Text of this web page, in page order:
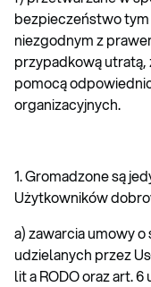
bezpieczeństwo
niezgodnym z
przypadkową utratą,
pomocą
organizacyjnych.
1. Gromadzone są
Użytkowników
a) zawarcia umowy
udzielanych przez
lit a RODO oraz art. 6